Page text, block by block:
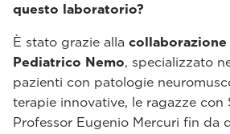
questo laboratorio?
È stato grazie alla
Pediatrico Nemo, specializzato
pazienti con patologie
terapie innovative, le ragazze con
Professor Eugenio Mercuri fin da